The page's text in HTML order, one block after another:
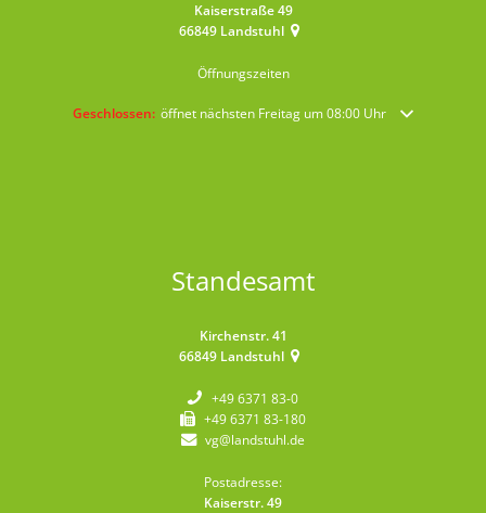
Kaiserstraße 49
66849 Landstuhl
Öffnungszeiten
Klicken, um weitere Öffnungs- oder Schließzeiten auszublenden
Geschlossen: öffnet nächsten Freitag um 08:00 Uhr
Standesamt
Kirchenstr. 41
66849 Landstuhl
+49 6371 83-0
+49 6371 83-180
vg@landstuhl.de
Postadresse:
Kaiserstr. 49